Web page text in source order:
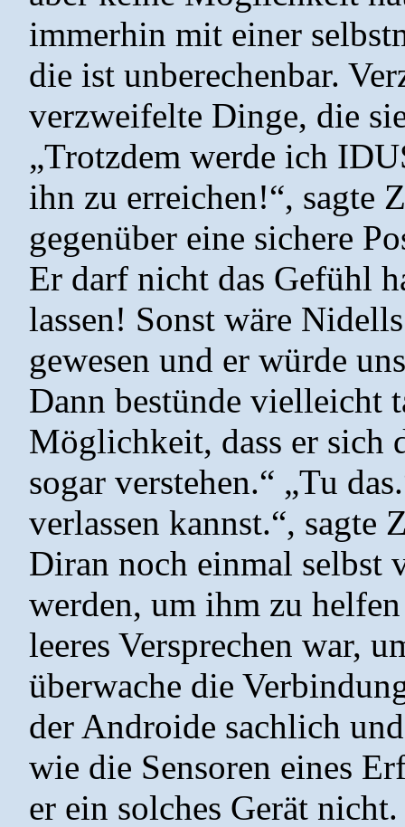
immerhin mit einer
die ist unberechenbar.
verzweifelte Dinge, die
„Trotzdem werde ich
ihn zu erreichen!“, sagte
gegenüber eine sichere
Er darf nicht das Gefühl
lassen! Sonst wäre
gewesen und er würde
Dann bestünde vielleicht
Möglichkeit, dass er sich
sogar verstehen.“ „Tu
verlassen kannst.“,
Diran noch einmal selbst
werden, um ihm zu
leeres Versprechen war,
überwache die
der Androide sachlich
wie die Sensoren eines
er ein solches Gerät